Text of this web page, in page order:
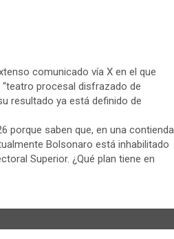
comunicado vía X en el que
procesal disfrazado de
resultado ya está definido de
porque saben que, en una contienda
Bolsonaro está inhabilitado
Superior. ¿Qué plan tiene en